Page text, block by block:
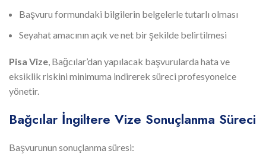
Başvuru formundaki bilgilerin belgelerle tutarlı olması
Seyahat amacının açık ve net bir şekilde belirtilmesi
Pisa Vize, Bağcılar’dan yapılacak başvurularda hata ve
eksiklik riskini minimuma indirerek süreci profesyonelce
yönetir.
Bağcılar İngiltere Vize Sonuçlanma Süreci
Başvurunun sonuçlanma süresi: